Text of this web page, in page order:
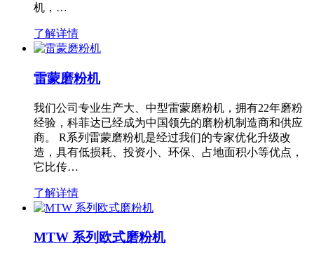
机，…
了解详情
雷蒙磨粉机
我们公司专业生产大、中型雷蒙磨粉机，拥有22年磨粉
经验，科菲达已经成为中国领先的磨粉机制造商和供应
商。 R系列雷蒙磨粉机是经过我们的专家优化升级改
造，具有低损耗、投资小、环保、占地面积小等优点，
它比传…
了解详情
MTW 系列欧式磨粉机